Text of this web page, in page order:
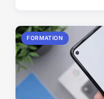
FORMATION